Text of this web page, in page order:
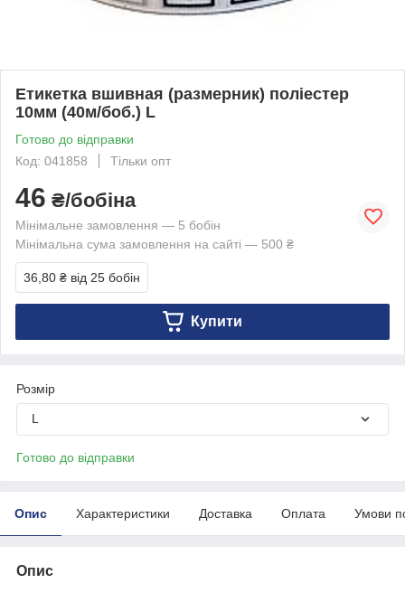
Етикетка вшивная (размерник) поліестер
10мм (40м/боб.) L
Готово до відправки
Код: 041858
Тільки опт
46 ₴/бобіна
Мінімальне замовлення — 5 бобін
Мінімальна сума замовлення на сайті — 500 ₴
36,80 ₴ від 25 бобін
Купити
Розмір
L
Готово до відправки
Опис Характеристики Доставка Оплата Умови
Опис